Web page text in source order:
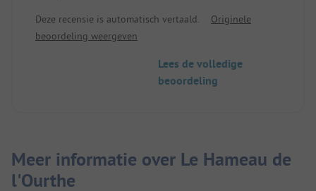
vriendelijk en onopvallend.
Er is een kleine supermarkt in de haven.
De faciliteiten zijn niet duur, maar toch aardig.
Deze recensie is automatisch vertaald.
Originele
beoordeling weergeven
Lees de volledige
beoordeling
Meer informatie over Le Hameau de
l'Ourthe